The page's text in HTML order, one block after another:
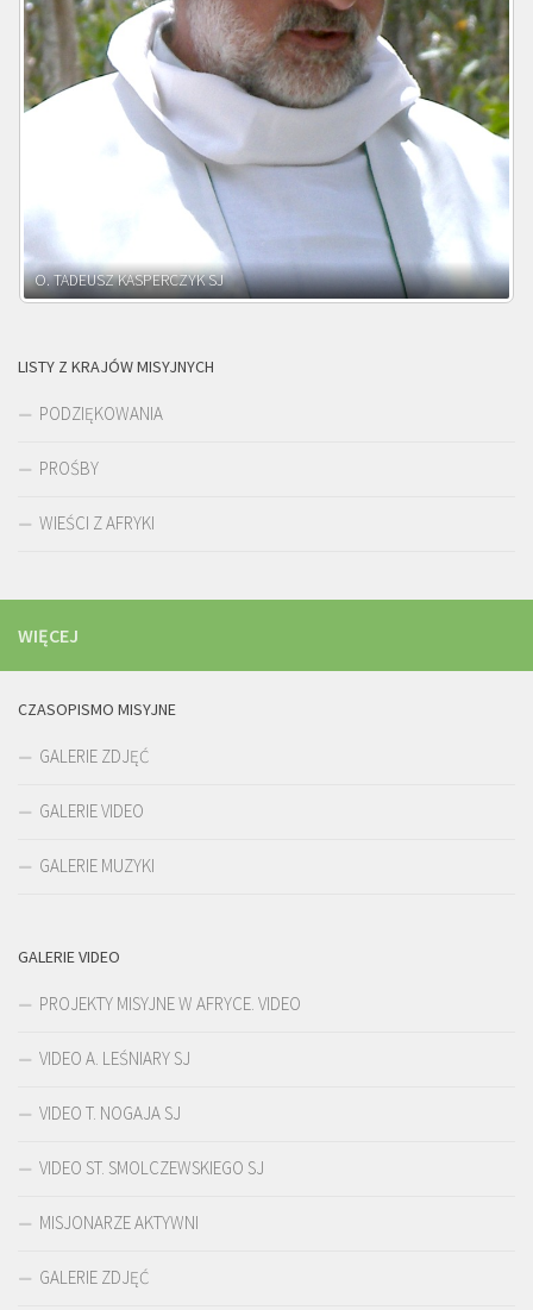
O. ADNRZEJ LEŚNIARA SJ
LISTY Z KRAJÓW MISYJNYCH
PODZIĘKOWANIA
PROŚBY
WIEŚCI Z AFRYKI
WIĘCEJ
CZASOPISMO MISYJNE
GALERIE ZDJĘĆ
GALERIE VIDEO
GALERIE MUZYKI
GALERIE VIDEO
PROJEKTY MISYJNE W AFRYCE. VIDEO
VIDEO A. LEŚNIARY SJ
VIDEO T. NOGAJA SJ
VIDEO ST. SMOLCZEWSKIEGO SJ
MISJONARZE AKTYWNI
GALERIE ZDJĘĆ